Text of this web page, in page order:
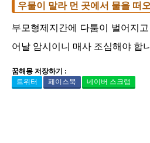
우물이 말라 먼 곳에서 물을 떠
부모형제지간에 다툼이 벌어지
어날 암시이니 매사 조심해야 합
꿈해몽 저장하기 :
트위터
페이스북 네이버 스크랩